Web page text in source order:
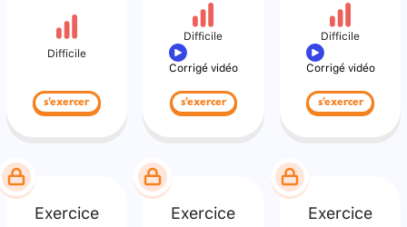
Difficile
s'exercer
Difficile
Corrigé vidéo
s'exercer
Difficile
Corrigé vidéo
s'exercer
Exercice Exercice Exercice